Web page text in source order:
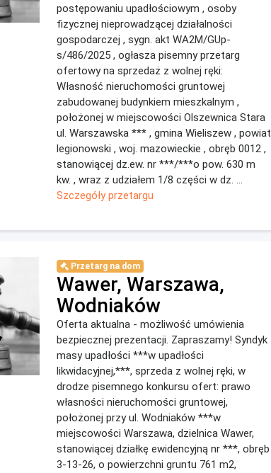
postępowaniu upadłościowym , osoby
fizycznej nieprowadzącej działalności
gospodarczej , sygn. akt WA2M/GUp-
s/486/2025 , ogłasza pisemny przetarg
ofertowy na sprzedaż z wolnej ręki:
Własność nieruchomości gruntowej
zabudowanej budynkiem mieszkalnym ,
położonej w miejscowości Olszewnica Stara
ul. Warszawska *** , gmina Wieliszew , powiat
legionowski , woj. mazowieckie , obręb 0012 ,
stanowiącej dz.ew. nr ***/***o pow. 630 m
kw. , wraz z udziałem 1/8 części w dz. ...
Szczegóły przetargu
Przetarg na dom
Wawer, Warszawa,
Wodniaków
Oferta aktualna - możliwość umówienia
bezpiecznej prezentacji. Zapraszamy! Syndyk
masy upadłości ***w upadłości
likwidacyjnej,***, sprzeda z wolnej ręki, w
drodze pisemnego konkursu ofert: prawo
własności nieruchomości gruntowej,
położonej przy ul. Wodniaków ***w
miejscowości Warszawa, dzielnica Wawer,
stanowiącej działkę ewidencyjną nr ***, obręb
3-13-26, o powierzchni gruntu 761 m2,